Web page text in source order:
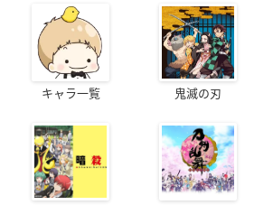
キャラ一覧 鬼滅の刃